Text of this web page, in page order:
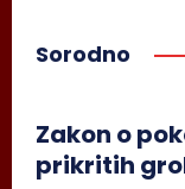
Sorodno
Zakon o
prikritih